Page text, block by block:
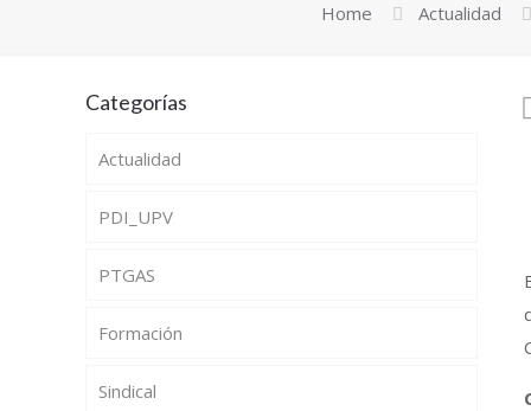
Home Actualidad
Categorías
Actualidad
PDI_UPV
PTGAS
Formación
Sindical